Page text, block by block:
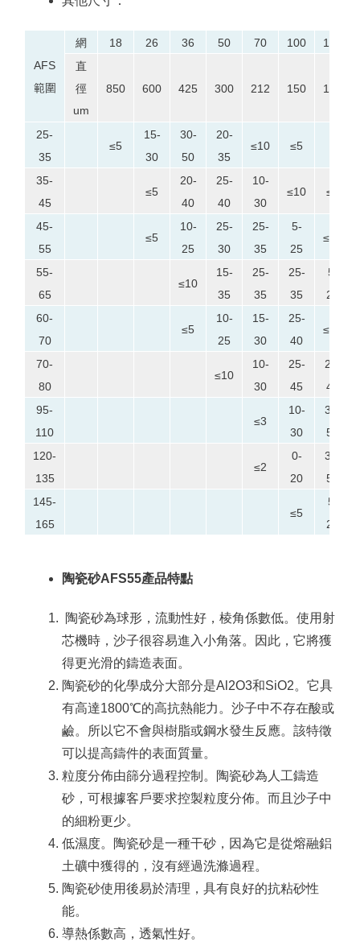
AFS
範圍
網 18 26 36 50 70 100 140
直
徑
um
850 600 425 300 212 150 106
25-
35
≤5
15-
30
30-
50
20-
35
≤10 ≤5
35-
45
≤5
20-
40
25-
40
10-
30
≤10 ≤5
45-
55
≤5
10-
25
25-
30
25-
35
5-
25
≤10
55-
65
≤10
15-
35
25-
35
25-
35
5-
20
60-
70
≤5
10-
25
15-
30
25-
40
≤25
70-
80
≤10
10-
30
25-
45
20-
40
95-
110
≤3
10-
30
35-
55
120-
135
≤2
0-
20
30-
50
145-
165
≤5
5-
25
陶瓷砂AFS55產品特點
陶瓷砂為球形，流動性好，棱角係數低。 使用射
芯機時，沙子很容易進入小角落。
因此，它將獲
得更光滑的鑄造表面。
陶瓷砂的化學成分大部分是Al2O3和SiO2。 它具
有高達1800℃的高抗熱能力。 沙子中不存在酸或
鹼。
所以它不會與樹脂或鋼水發生反應。 該特徵
可以提高鑄件的表面質量。
粒度分佈由篩分過程控制。
陶瓷砂為人工鑄造
砂，可根據客戶要求控製粒度分佈。 而且沙子中
的細粉更少。
低濕度。
陶瓷砂是一種干砂，因為它是從熔融鋁
土礦中獲得的，沒有經過洗滌過程。
陶瓷砂使用後易於清理，具有良好的抗粘砂性
能。
導熱係數高，透氣性好。